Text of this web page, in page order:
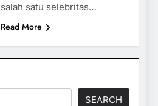
salah satu selebritas…
Read More
SEARCH